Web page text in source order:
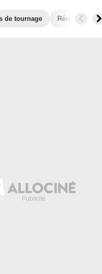
de tournage Récompenses